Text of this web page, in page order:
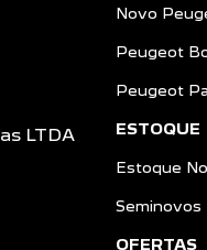
LTDA
Novo
Peugeot
Peugeot
ESTOQUE
Estoque
Seminovos
OFERTAS